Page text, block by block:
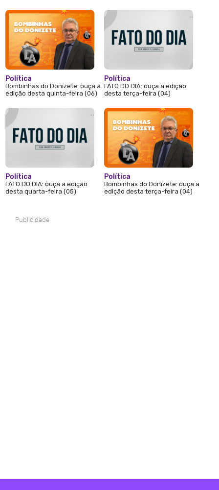
Política
Bombinhas do Donizete: ouça a
edição desta quinta-feira (06)
Política
FATO DO DIA: ouça a edição
desta quarta-feira (05)
Política
FATO DO DIA: ouça a edição
desta terça-feira (04)
Política
Bombinhas do Donizete: ouça a
edição desta terça-feira (04)
Publicidade